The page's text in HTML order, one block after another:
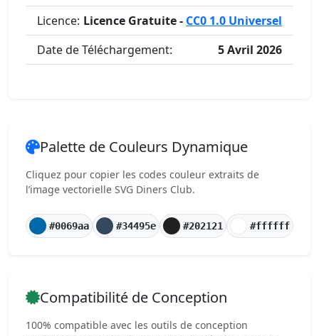
Licence: Licence Gratuite - CC0 1.0 Universel
Date de Téléchargement:
5 Avril 2026
Palette de Couleurs Dynamique
Cliquez pour copier les codes couleur extraits de
l’image vectorielle SVG Diners Club.
#0069aa #34495e #202121 #ffffff
Compatibilité de Conception
100% compatible avec les outils de conception